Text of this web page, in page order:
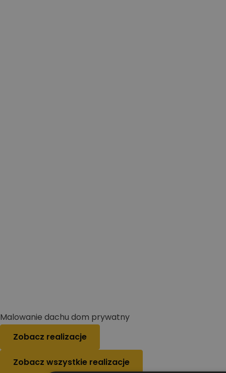
Malowanie dachu dom prywatny
Zobacz realizacje
Zobacz wszystkie realizacje